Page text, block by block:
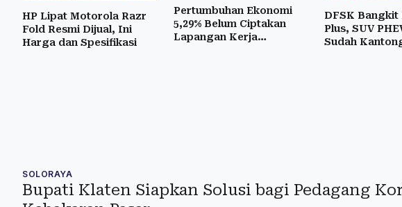
HP Lipat Motorola Razr
Fold Resmi Dijual, Ini
Harga dan Spesifikasi
Pertumbuhan Ekonomi
5,29% Belum Ciptakan
Lapangan Kerja
DFSK Bangkit
Plus, SUV
Sudah
SOLORAYA
Bupati Klaten Siapkan Solusi bagi Pedagang